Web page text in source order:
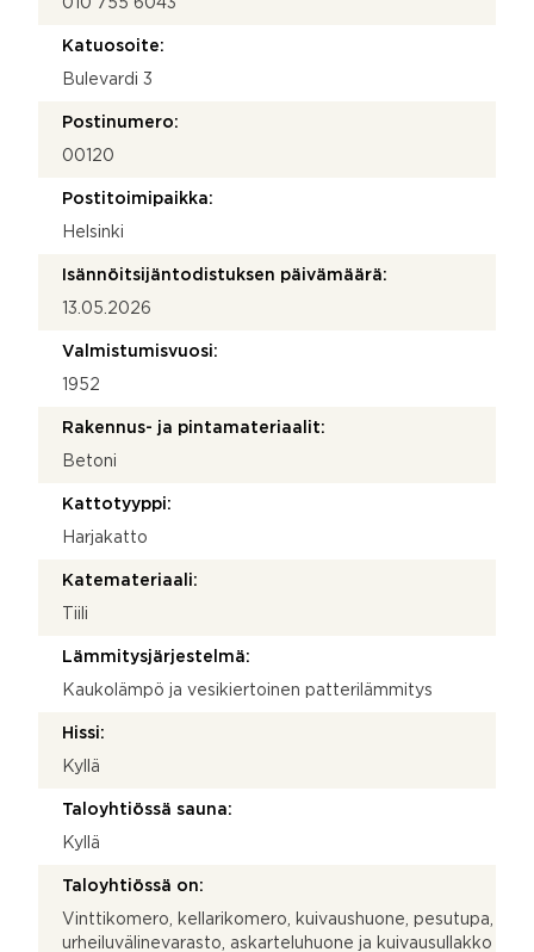
010 755 6043
Katuosoite:
Bulevardi 3
Postinumero:
00120
Postitoimipaikka:
Helsinki
Isännöitsijäntodistuksen päivämäärä:
13.05.2026
Valmistumisvuosi:
1952
Rakennus- ja pintamateriaalit:
Betoni
Kattotyyppi:
Harjakatto
Katemateriaali:
Tiili
Lämmitysjärjestelmä:
Kaukolämpö ja vesikiertoinen patterilämmitys
Hissi:
Kyllä
Taloyhtiössä sauna:
Kyllä
Taloyhtiössä on:
Vinttikomero, kellarikomero, kuivaushuone, pesutupa,
urheiluvälinevarasto, askarteluhuone ja kuivausullakko